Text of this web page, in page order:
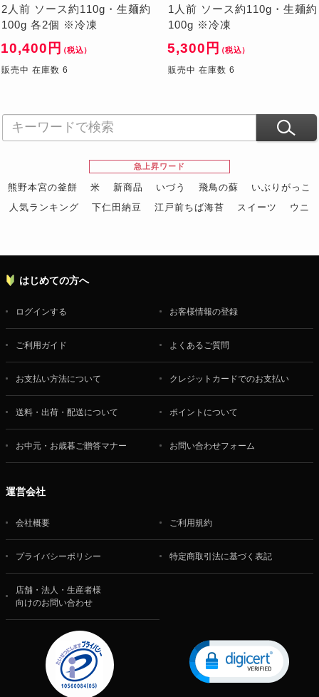
2人前 ソース約110g・生麺約
100g 各2個 ※冷凍
10,400円 （税込）
販売中 在庫数 6
1人前 ソース約110g・生麺約
100g ※冷凍
5,300円 （税込）
販売中 在庫数 6
急上昇ワード
熊野本宮の釜餅 米 新商品 いづう 飛鳥の蘇
いぶりがっこ
人気ランキング
下仁田納豆 江戸前ちば海苔 スイーツ
ウニ
はじめての方へ
ログインする お客様情報の登録
ご利用ガイド よくあるご質問
お支払い方法について クレジットカードでのお支払い
送料・出荷・配送について ポイントについて
お中元・お歳暮ご贈答マナー お問い合わせフォーム
運営会社
会社概要 ご利用規約
プライバシーポリシー 特定商取引法に基づく表記
店舗・法人・生産者様
向けのお問い合わせ